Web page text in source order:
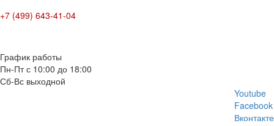
+7 (499) 643-41-04
График работы
Пн-Пт с 10:00 до 18:00
Сб-Вс выходной
Youtube
Facebook
Вконтакте